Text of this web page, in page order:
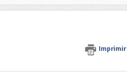
Imprimir